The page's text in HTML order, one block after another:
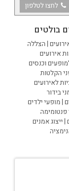
לחצו לטלפון
בולטים
| הצללה
אירועים
וכנסים
הקלטות
לאירועים
בידור
| מופעי ילדים
פנטומימה
ייצוג אמנים